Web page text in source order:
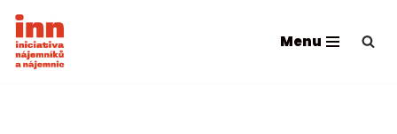
Přeskočit
na
Menu